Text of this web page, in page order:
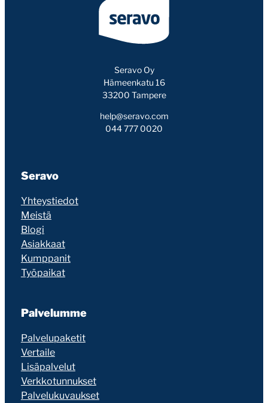
Seravo Oy
Hämeenkatu 16
33200 Tampere
help@seravo.com
044 777 0020
Seravo
Yhteystiedot
Meistä
Blogi
Asiakkaat
Kumppanit
Työpaikat
Palvelumme
Palvelupaketit
Vertaile
Lisäpalvelut
Verkkotunnukset
Palvelukuvaukset